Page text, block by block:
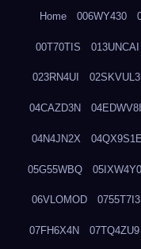
Home 006WY430
00T70TIS 013UNCAI
023RN4UI 02SKVUL3
04CAZD3N 04EDWV8I
04N4JN2X 04QX9S1E
05G55WBQ 05IXW4Y0
06VLOMOD 0755T7I3
07FH6X4N 07TQ4ZU9